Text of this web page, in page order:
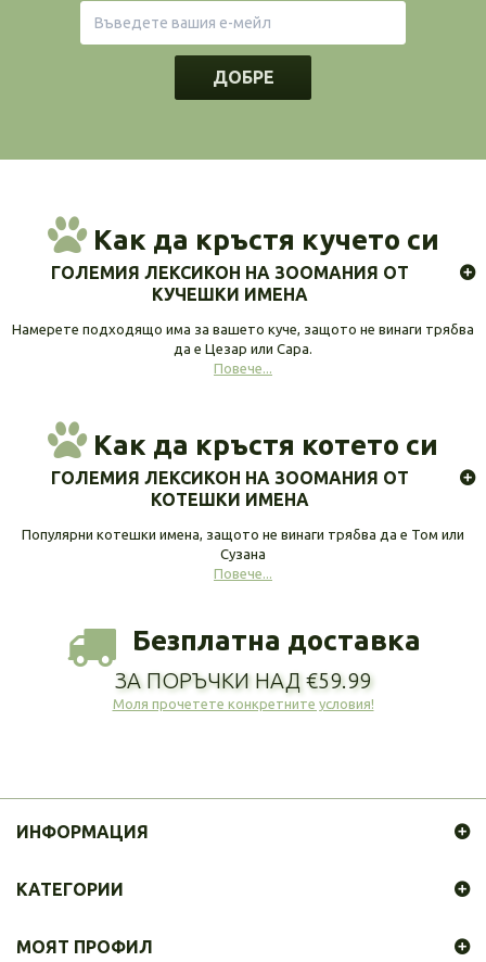
ДОБРЕ
Как да кръстя кучето си
ГОЛЕМИЯ ЛЕКСИКОН НА ЗООМАНИЯ ОТ
КУЧЕШКИ ИМЕНА
Намерете подходящо има за вашето куче, защото не винаги трябва
да е Цезар или Сара.
Повече...
Как да кръстя котето си
ГОЛЕМИЯ ЛЕКСИКОН НА ЗООМАНИЯ ОТ
КОТЕШКИ ИМЕНА
Популярни котешки имена, защото не винаги трябва да е Том или
Сузана
Повече...
Безплатна доставка
ЗА ПОРЪЧКИ НАД €59.99
Моля прочетете конкретните условия!
ИНФОРМАЦИЯ
КАТЕГОРИИ
МОЯТ ПРОФИЛ